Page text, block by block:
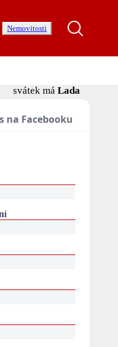
Nemovitosti
svátek má Lada
na Facebooku